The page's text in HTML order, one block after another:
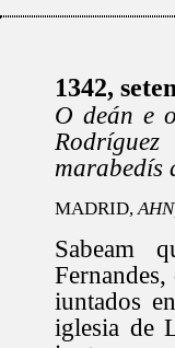
1342,
O deán e
marabedís
MADRID,
Sabeam
iuntados
iglesia de